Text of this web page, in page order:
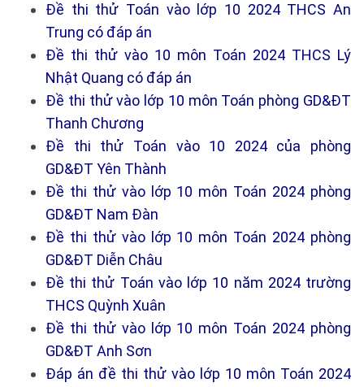
Đề thi thử Toán vào lớp 10 2024 THCS An
Trung có đáp án
Đề thi thử vào 10 môn Toán 2024 THCS Lý
Nhật Quang có đáp án
Đề thi thử vào lớp 10 môn Toán phòng GD&ĐT
Thanh Chương
Đề thi thử Toán vào 10 2024 của phòng
GD&ĐT Yên Thành
Đề thi thử vào lớp 10 môn Toán 2024 phòng
GD&ĐT Nam Đàn
Đề thi thử vào lớp 10 môn Toán 2024 phòng
GD&ĐT Diễn Châu
Đề thi thử Toán vào lớp 10 năm 2024 trường
THCS Quỳnh Xuân
Đề thi thử vào lớp 10 môn Toán 2024 phòng
GD&ĐT Anh Sơn
Đáp án đề thi thử vào lớp 10 môn Toán 2024